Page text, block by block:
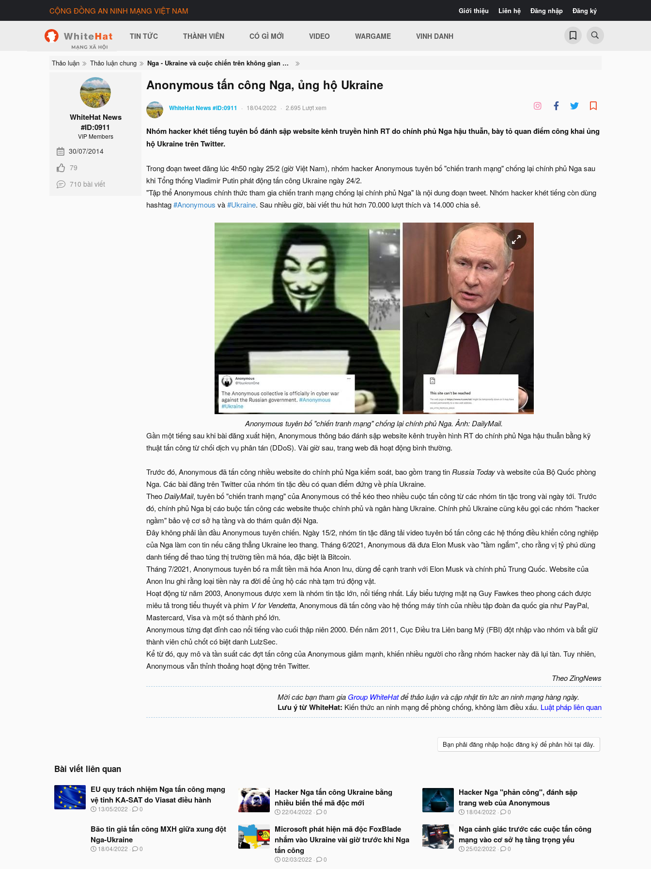
Giới thiệu Liên hệ Đăng nhập Đăng ký
CỘNG ĐỒNG AN NINH MẠNG VIỆT NAM
TIN TỨC THÀNH VIÊN CÓ GÌ MỚI VIDEO WARGAME VINH DANH
Thảo luận Thảo luận chung Nga - Ukraine và cuộc chiến trên không gian mạng
WhiteHat News
#ID:0911
VIP Members
30/07/2014
79
710 bài viết
Anonymous tấn công Nga, ủng hộ Ukraine
WhiteHat News #ID:0911 18/04/2022 2.695 Lượt xem
Nhóm hacker khét tiếng tuyên bố đánh sập website kênh truyền hình RT do chính phủ Nga hậu thuẫn, bày tỏ quan điểm công khai ủng
hộ Ukraine trên Twitter.
Trong đoạn tweet đăng lúc 4h50 ngày 25/2 (giờ Việt Nam), nhóm hacker Anonymous tuyên bố "chiến tranh mạng" chống lại chính phủ Nga sau
khi Tổng thống Vladimir Putin phát động tấn công Ukraine ngày 24/2.
"Tập thể Anonymous chính thức tham gia chiến tranh mạng chống lại chính phủ Nga" là nội dung đoạn tweet. Nhóm hacker khét tiếng còn dùng
hashtag#Anonymous và#Ukraine. Sau nhiều giờ, bài viết thu hút hơn 70.000 lượt thích và 14.000 chia sẻ.
Anonymous tuyên bố "chiến tranh mạng" chống lại chính phủ Nga. Ảnh: DailyMail.
Gần một tiếng sau khi bài đăng xuất hiện, Anonymous thông báo đánh sập website kênh truyền hình RT do chính phủ Nga hậu thuẫn bằng kỹ
thuật tấn công từ chối dịch vụ phân tán (DDoS). Vài giờ sau, trang web đã hoạt động bình thường.
Trước đó, Anonymous đã tấn công nhiều website do chính phủ Nga kiểm soát, bao gồm trang tin Russia Todayvà website của Bộ Quốc phòng
Nga. Các bài đăng trên Twitter của nhóm tin tặc đều có quan điểm đứng về phía Ukraine.
TheoDailyMail, tuyên bố "chiến tranh mạng" của Anonymous có thể kéo theo nhiều cuộc tấn công từ các nhóm tin tặc trong vài ngày tới. Trước
đó, chính phủ Nga bị cáo buộc tấn công các website thuộc chính phủ và ngân hàng Ukraine. Chính phủ Ukraine cũng kêu gọi các nhóm "hacker
ngầm" bảo vệ cơ sở hạ tầng và do thám quân đội Nga.
Đây không phải lần đầu Anonymous tuyên chiến. Ngày 15/2, nhóm tin tặc đăng tải video tuyên bố tấn công các hệ thống điều khiển công nghiệp
của Nga làm con tin nếu căng thẳng Ukraine leo thang. Tháng 6/2021, Anonymous đã đưa Elon Musk vào "tầm ngắm", cho rằng vị tỷ phú dùng
danh tiếng để thao túng thị trường tiền mã hóa, đặc biệt là Bitcoin.
Tháng 7/2021, Anonymous tuyên bố ra mắt tiền mã hóa Anon Inu, dùng để cạnh tranh với Elon Musk và chính phủ Trung Quốc. Website của
Anon Inu ghi rằng loại tiền này ra đời để ủng hộ các nhà tạm trú động vật.
Hoạt động từ năm 2003, Anonymous được xem là nhóm tin tặc lớn, nổi tiếng nhất. Lấy biểu tượng mặt nạ Guy Fawkes theo phong cách được
miêu tả trong tiểu thuyết và phim V for Vendetta, Anonymous đã tấn công vào hệ thống máy tính của nhiều tập đoàn đa quốc gia như PayPal,
Mastercard, Visa và một số thành phố lớn.
Anonymous từng đạt đỉnh cao nổi tiếng vào cuối thập niên 2000. Đến năm 2011, Cục Điều tra Liên bang Mỹ (FBI) đột nhập vào nhóm và bắt giữ
thành viên chủ chốt có biệt danh LulzSec.
Kể từ đó, quy mô và tần suất các đợt tấn công của Anonymous giảm mạnh, khiến nhiều người cho rằng nhóm hacker này đã lụi tàn. Tuy nhiên,
Anonymous vẫn thỉnh thoảng hoạt động trên Twitter.
Theo ZingNews
Mời các bạn tham gia Group WhiteHatđể thảo luận và cập nhật tin tức an ninh mạng hàng ngày.
Lưu ý từ WhiteHat: Kiến thức an ninh mạng để phòng chống, không làm điều xấu. Luật pháp liên quan
Bạn phải đăng nhập hoặc đăng ký để phản hồi tại đây.
Bài viết liên quan
EU quy trách nhiệm Nga tấn công mạng
vệ tinh KA-SAT do Viasat điều hành
N
y
b
ắ
13/05/2022 0
Hacker Nga tấn công Ukraine bằng
nhiều biến thể mã độc mới
N
à
y
b
ắ
t
22/04/2022 0
Hacker Nga "phản công", đánh sập
trang web của Anonymous
N
à
y
b
ắ
18/04/2022 0
Bão tin giả tấn công MXH giữa xung đột
Nga-Ukraine
N
18/04/2022 0
Microsoft phát hiện mã độc FoxBlade
nhắm vào Ukraine vài giờ trước khi Nga
tấn công
N
02/03/2022 0
Nga cảnh giác trước các cuộc tấn công
mạng vào cơ sở hạ tầng trọng yếu
N
25/02/2022 0